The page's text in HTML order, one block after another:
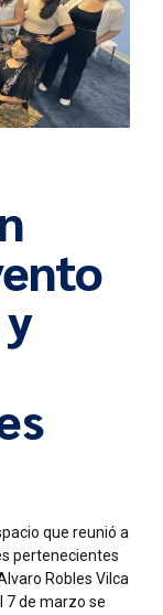
que reunió a
pertenecientes
Robles Vilca
7 de marzo se